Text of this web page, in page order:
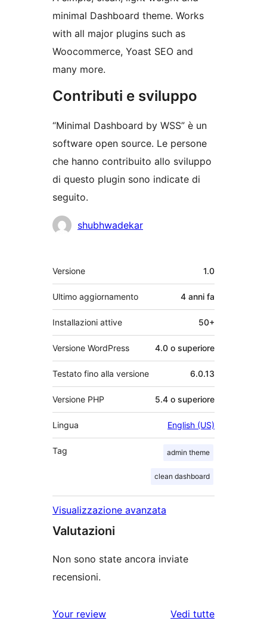
minimal Dashboard theme. Works
with all major plugins such as
Woocommerce, Yoast SEO and
many more.
Contributi e sviluppo
“Minimal Dashboard by WSS” è un
software open source. Le persone
che hanno contribuito allo sviluppo
di questo plugin sono indicate di
seguito.
Collaboratori
shubhwadekar
Meta
Versione 1.0
Ultimo aggiornamento 4 anni fa
Installazioni attive 50+
Versione WordPress 4.0 o superiore
Testato fino alla versione 6.0.13
Versione PHP 5.4 o superiore
Lingua English (US)
Tag admin theme
clean dashboard
Visualizzazione avanzata
Valutazioni
Non sono state ancora inviate
recensioni.
Your review Vedi tuttele